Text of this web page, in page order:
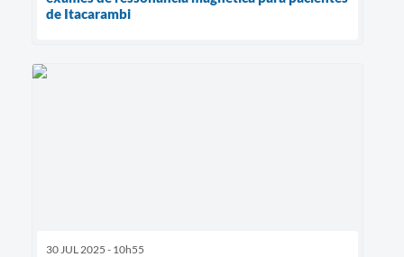
de Itacarambi
30 JUL 2025 - 10h55